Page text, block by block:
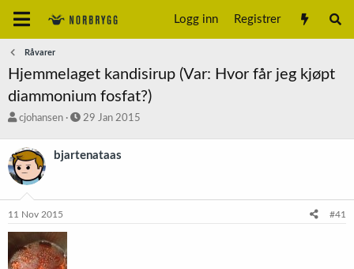
Logg inn Registrer
Råvarer
Hjemmelaget kandisirup (Var: Hvor får jeg kjøpt
diammonium fosfat?)
T
å
d
s
a
t
r
cjohansen
S
r
a
29 Jan 2015
bjartenataas
11 Nov 2015 #41